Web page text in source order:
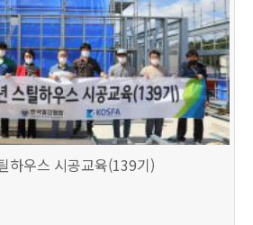
하우스 시공교육(139기)